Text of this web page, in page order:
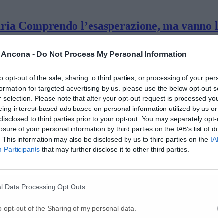
- Do Not Process My Personal Information
opt-out of the sale, sharing to third parties, or processing of your
for targeted advertising by us, please use the below opt-out
selection. Please note that after your opt-out request is processed
interest-based ads based on personal information utilized by us
to third parties prior to your opt-out. You may separately
of your personal information by third parties on the IAB’s list of
This information may also be disclosed by us to third parties on the
Participants that may further disclose it to other third parties.
Data Processing Opt Outs
opt-out of the Sharing of my personal data.
Comprendo l’esasperazione, ma
nell’Anconetano
«Potenziare subito le Usca»
l’incidenza dei positivi sul totale dei
Sono otto i morti in 24 ore
per i positivi»